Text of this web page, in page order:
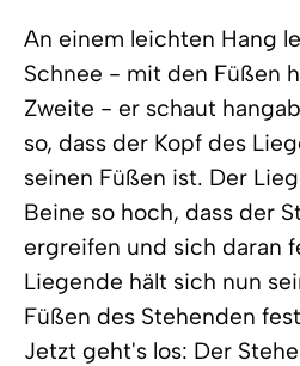
An einem leichten Hang
Schnee - mit den Füßen
Zweite - er schaut
so, dass der Kopf des
seinen Füßen ist. Der
Beine so hoch, dass der
ergreifen und sich daran
Liegende hält sich nun
Füßen des Stehenden
Jetzt geht's los: Der